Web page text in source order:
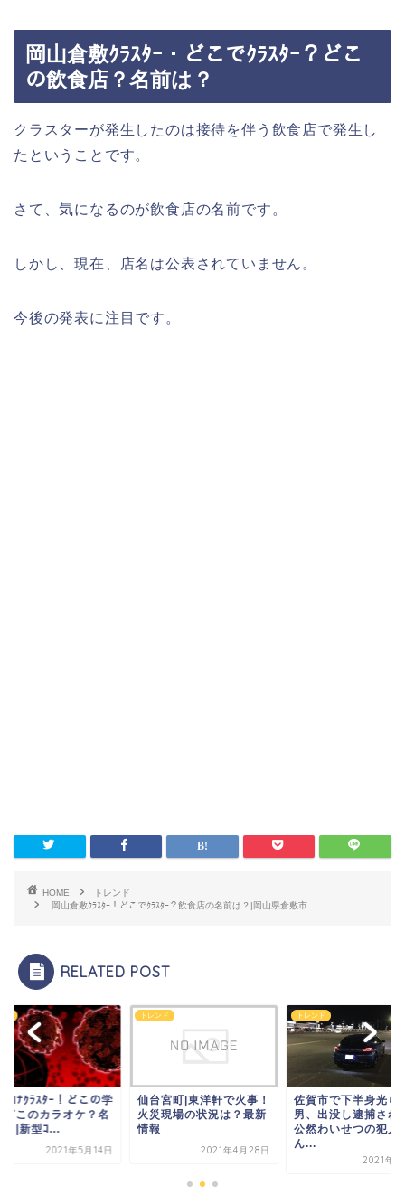
岡山倉敷ｸﾗｽﾀｰ・どこでｸﾗｽﾀｰ？どこ
の飲食店？名前は？
クラスターが発生したのは接待を伴う飲食店で発生し
たということです。
さて、気になるのが飲食店の名前です。
しかし、現在、店名は公表されていません。
今後の発表に注目です。
HOME
トレンド
岡山倉敷ｸﾗｽﾀｰ！どこでｸﾗｽﾀｰ？飲食店の名前は？|岡山県倉敷市
RELATED POST
ｺﾛﾅｸﾗｽﾀｰ！どこの学
どこのカラオケ？名
？|新型ｺ...
2021年5月14日
トレンド
仙台宮町|東洋軒で火事！
火災現場の状況は？最新
情報
2021年4月28日
トレンド
佐賀市で下半身光ら
男、出没し逮捕され
公然わいせつの犯人
ん...
2021年4